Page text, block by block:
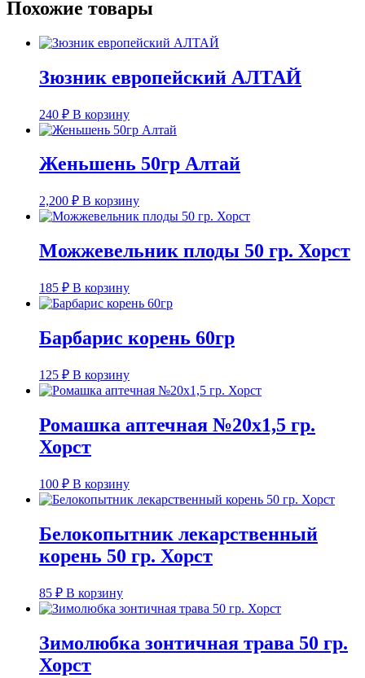
Похожие товары
Зюзник европейский АЛТАЙ
240 ₽ В корзину
Женьшень 50гр Алтай
2,200 ₽ В корзину
Можжевельник плоды 50 гр. Хорст
185 ₽ В корзину
Барбарис корень 60гр
125 ₽ В корзину
Ромашка аптечная №20х1,5 гр.
Хорст
100 ₽ В корзину
Белокопытник лекарственный
корень 50 гр. Хорст
85 ₽ В корзину
Зимолюбка зонтичная трава 50 гр.
Хорст